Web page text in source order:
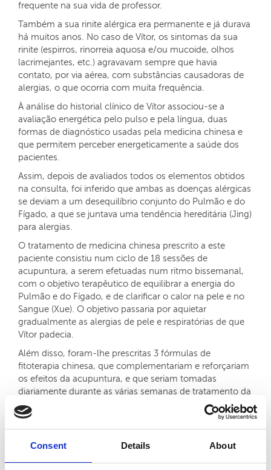
Consent Details About
frequente na sua vida de professor.
Também a sua rinite alérgica era permanente e já durava
há muitos anos. No caso de Vítor, os sintomas da sua
rinite (espirros, rinorreia aquosa e/ou mucoide, olhos
lacrimejantes, etc.) agravavam sempre que havia
contato, por via aérea, com substâncias causadoras de
alergias, o que ocorria com muita frequência.
À análise do historial clínico de Vítor associou-se a
avaliação energética pelo pulso e pela língua, duas
formas de diagnóstico usadas pela medicina chinesa e
que permitem perceber energeticamente a saúde dos
pacientes.
Assim, depois de avaliados todos os elementos obtidos
na consulta, foi inferido que ambas as doenças alérgicas
se deviam a um desequilíbrio conjunto do Pulmão e do
Fígado, a que se juntava uma tendência hereditária (Jing)
para alergias.
O tratamento de medicina chinesa prescrito a este
paciente consistiu num ciclo de 18 sessões de
acupuntura, a serem efetuadas num ritmo bissemanal,
com o objetivo terapêutico de equilibrar a energia do
Pulmão e do Fígado, e de clarificar o calor na pele e no
Sangue (Xue). O objetivo passaria por aquietar
gradualmente as alergias de pele e respiratórias de que
Vítor padecia.
Além disso, foram-lhe prescritas 3 fórmulas de
fitoterapia chinesa, que complementariam e reforçariam
os efeitos da acupuntura, e que seriam tomadas
diariamente durante as várias semanas de tratamento da
acupuntura.